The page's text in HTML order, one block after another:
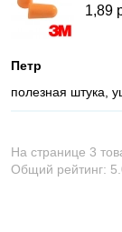
1,89
Петр
полезная штука,
На странице 3
Общий рейтинг: